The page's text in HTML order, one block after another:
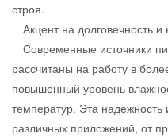
строя.
Акцент на долговечность и
Современные источники
рассчитаны на работу в
повышенный уровень
температур. Эта
различных приложений, от